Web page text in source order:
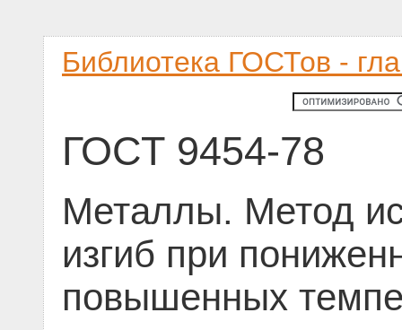
Библиотека ГОСТов -
ГОСТ 9454-78
Металлы. Метод
изгиб при
повышенных